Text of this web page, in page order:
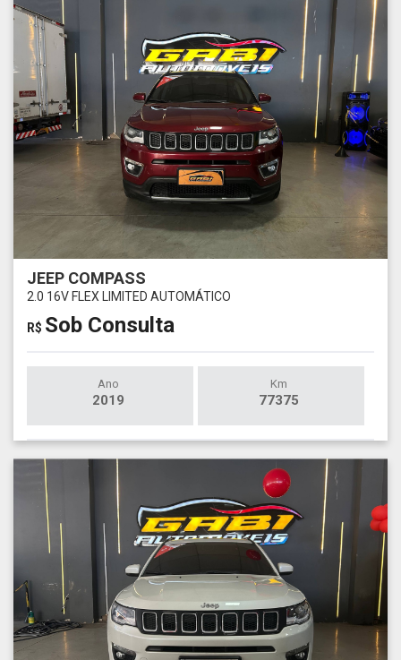
JEEP COMPASS
2.0 16V FLEX LIMITED AUTOMÁTICO
R$ Sob Consulta
Ano
2019
Km
77375